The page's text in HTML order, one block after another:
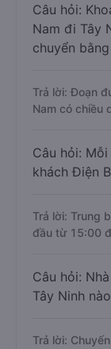
Câu hỏi:
Nam đi Tây
chuyển
Trả lời: Đoạn
Nam có chiều
Câu hỏi:
khách Điện
Trả lời: Trung
đầu từ 15:00
Câu hỏi:
Tây Ninh
Trả lời: